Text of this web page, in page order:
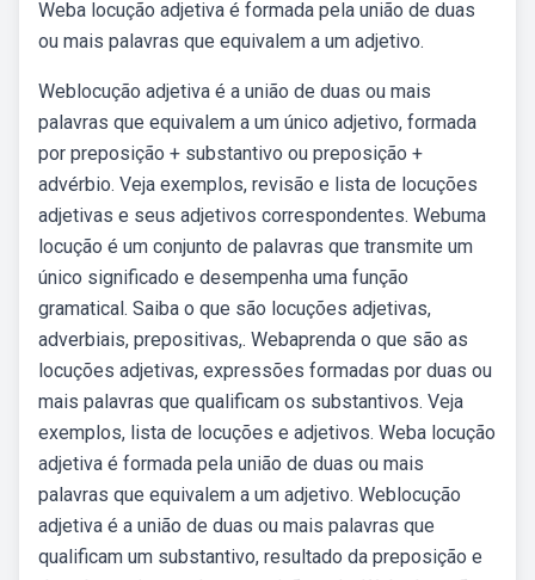
Weba locução adjetiva é formada pela união de duas
ou mais palavras que equivalem a um adjetivo.
Weblocução adjetiva é a união de duas ou mais
palavras que equivalem a um único adjetivo, formada
por preposição + substantivo ou preposição +
advérbio. Veja exemplos, revisão e lista de locuções
adjetivas e seus adjetivos correspondentes. Webuma
locução é um conjunto de palavras que transmite um
único significado e desempenha uma função
gramatical. Saiba o que são locuções adjetivas,
adverbiais, prepositivas,. Webaprenda o que são as
locuções adjetivas, expressões formadas por duas ou
mais palavras que qualificam os substantivos. Veja
exemplos, lista de locuções e adjetivos. Weba locução
adjetiva é formada pela união de duas ou mais
palavras que equivalem a um adjetivo. Weblocução
adjetiva é a união de duas ou mais palavras que
qualificam um substantivo, resultado da preposição e